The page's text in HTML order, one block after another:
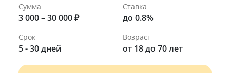
Сумма
3 000 – 30 000 ₽
Ставка
до 0.8%
Срок
5 - 30 дней
Возраст
от 18 до 70 лет